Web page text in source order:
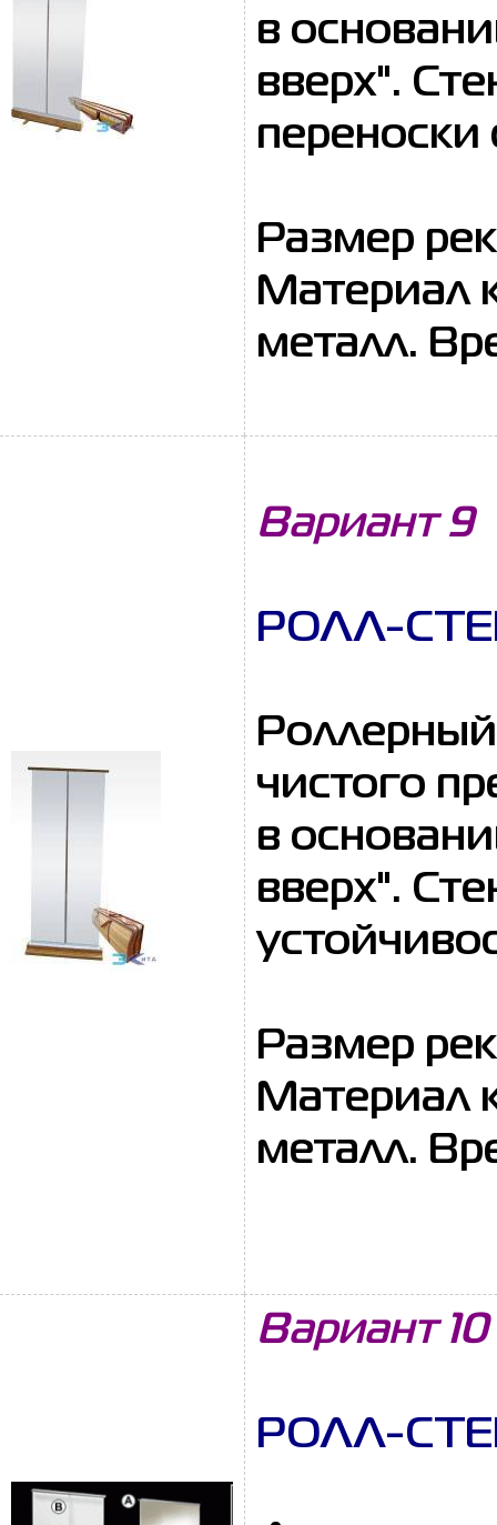
в
вверх".
Размер
Материал
металл.
Вариант 9
РОЛЛ-
чистого
в
вверх".
Размер
Материал
металл.
Вариант 10
РОЛЛ-